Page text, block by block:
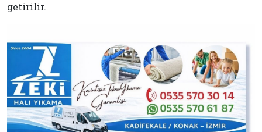
getirilir.